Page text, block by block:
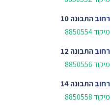
רחובהתבונה 10
מיקוד 8850554
רחובהתבונה 12
מיקוד 8850556
רחובהתבונה 14
מיקוד 8850558